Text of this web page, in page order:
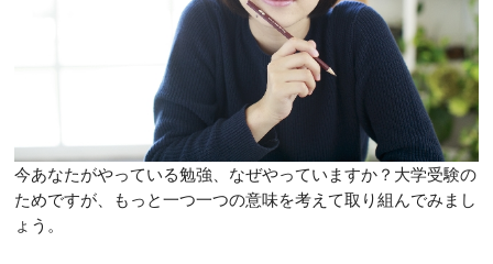
今あなたがやっている勉強、なぜやっていますか？大学受験の
ためですが、もっと一つ一つの意味を考えて取り組んでみまし
ょう。